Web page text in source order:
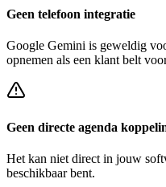
Geen telefoon integratie
Google Gemini is geweldig
opnemen als een klant belt
Geen directe agenda
Het kan niet direct in jouw
beschikbaar bent.